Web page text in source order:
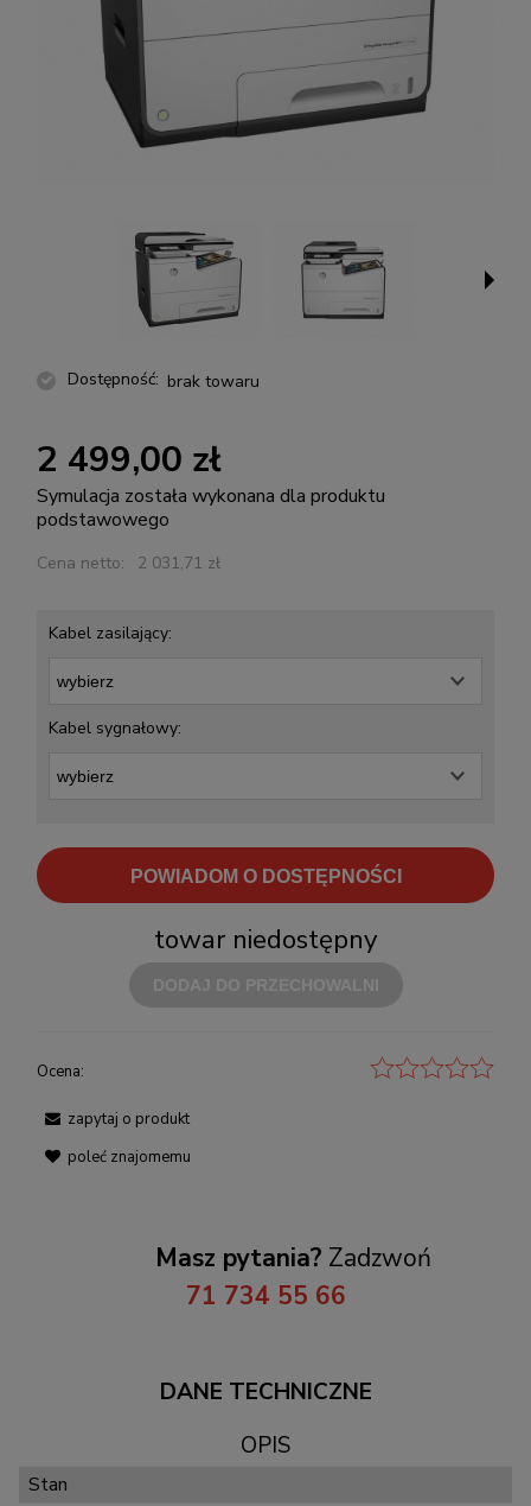
Dostępność: brak towaru
2 499,00 zł
Symulacja została wykonana dla produktu
podstawowego
Cena netto: 2 031,71 zł
Kabel zasilający:
Kabel sygnałowy:
POWIADOM O DOSTĘPNOŚCI
towar niedostępny
Ocena:
zapytaj o produkt
poleć znajomemu
Masz pytania? Zadzwoń
71 734 55 66
DANE TECHNICZNE
OPIS
Stan